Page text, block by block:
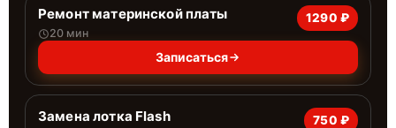
Ремонт материнской платы
20 мин
1290 ₽
Записаться
Замена лотка Flash 750 ₽